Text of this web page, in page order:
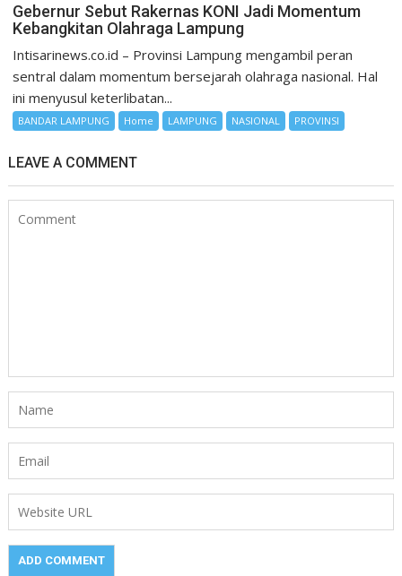
Gebernur Sebut Rakernas KONI Jadi Momentum
Kebangkitan Olahraga Lampung
Intisarinews.co.id – Provinsi Lampung mengambil peran
sentral dalam momentum bersejarah olahraga nasional. Hal
ini menyusul keterlibatan...
BANDAR LAMPUNG Home LAMPUNG NASIONAL PROVINSI
LEAVE A COMMENT